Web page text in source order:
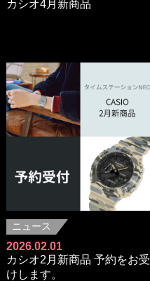
カシオ4月新商品
ニュース
2026.02.01
カシオ2月新商品 予約をお受
けします。